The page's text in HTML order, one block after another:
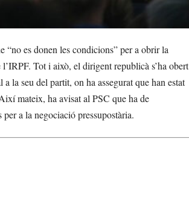
“no es donen les condicions” per a obrir la
Tot i això, el dirigent republicà s’ha obert
la seu del partit, on ha assegurat que han estat
mateix, ha avisat al PSC que ha de
a la negociació pressupostària.